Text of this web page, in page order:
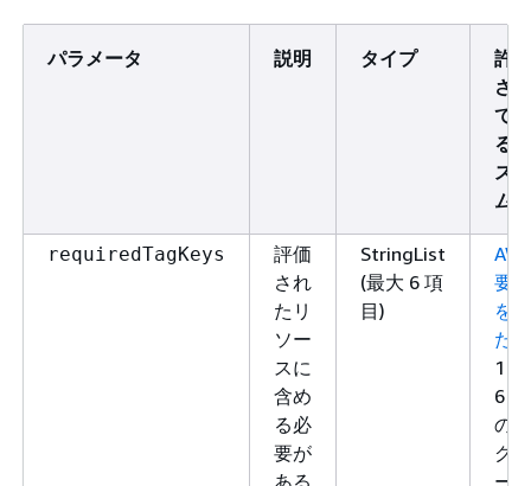
パラメータ 説明 タイプ
許可
され
てい
るカ
スタ
ム値
requiredTagKeys
評価
され
たリ
ソー
スに
含め
る必
要が
ある
StringList
(最大 6 項
目)
要件
を満
たす
1～
6 個
のタ
グキ
ー。